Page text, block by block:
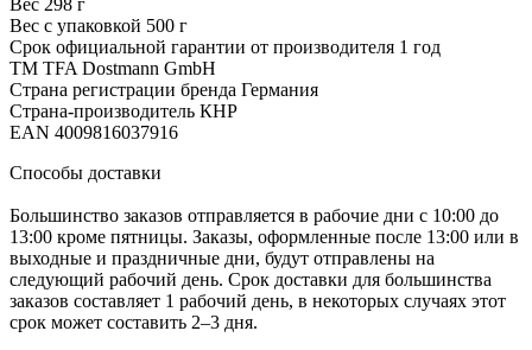
Вес с упаковкой 500 г
Срок официальной гарантии от производителя 1 год
ТМ TFA Dostmann GmbH
Страна регистрации бренда Германия
Страна-производитель КНР
EAN 4009816037916
Способы доставки
Большинство заказов отправляется в рабочие дни с 10:00 до
13:00 кроме пятницы. Заказы, оформленные после 13:00 или в
выходные и праздничные дни, будут отправлены на
следующий рабочий день. Срок доставки для большинства
заказов составляет 1 рабочий день, в некоторых случаях этот
срок может составить 2–3 дня.